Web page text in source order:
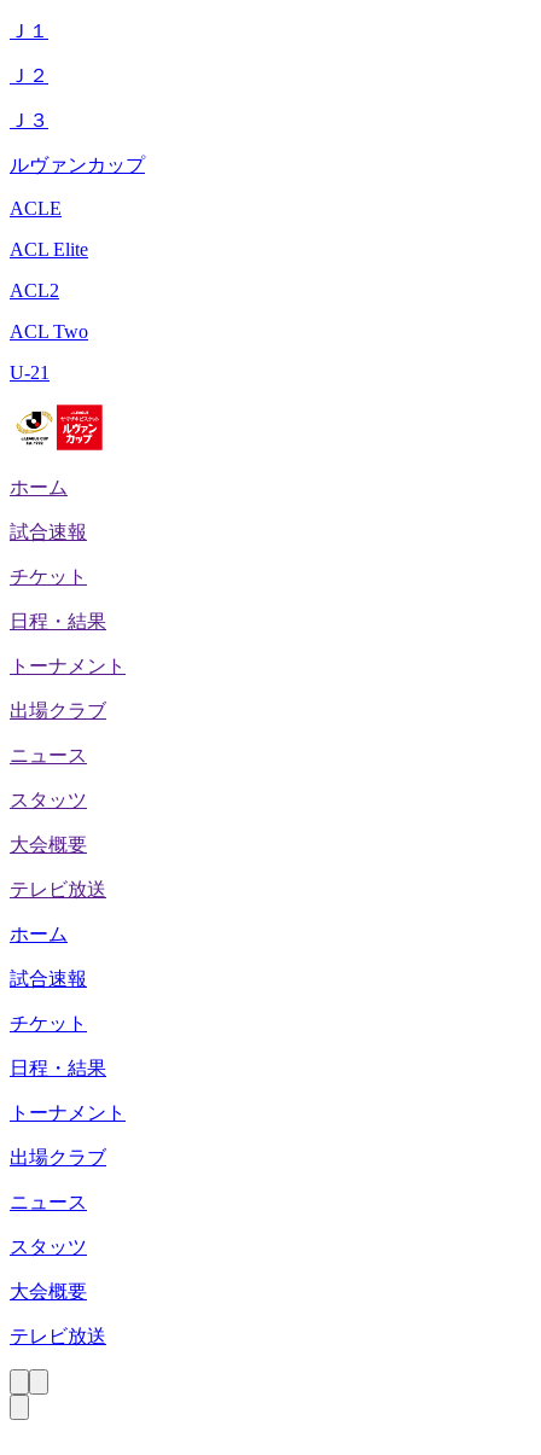
Ｊ１
Ｊ２
Ｊ３
ルヴァンカップ
ACLE
ACL Elite
ACL2
ACL Two
U-21
ホーム
試合速報
チケット
日程・結果
トーナメント
出場クラブ
ニュース
スタッツ
大会概要
テレビ放送
ホーム
試合速報
チケット
日程・結果
トーナメント
出場クラブ
ニュース
スタッツ
大会概要
テレビ放送